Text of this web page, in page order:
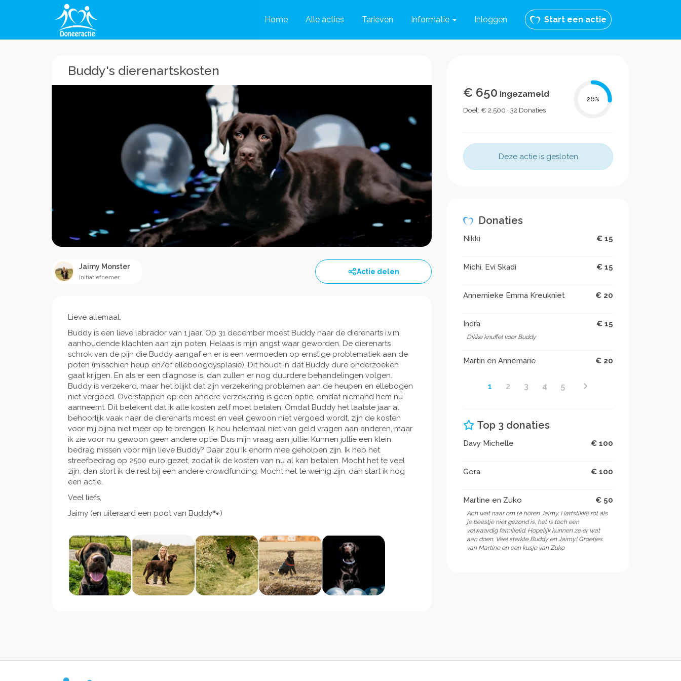
Home Alle acties Tarieven Informatie Inloggen Start een actie
Buddy's dierenartskosten
Jaimy Monster
Initiatiefnemer
Actie delen
Lieve allemaal,
Buddy is een lieve labrador van 1 jaar. Op 31 december moest Buddy naar de dierenarts i.v.m.
aanhoudende klachten aan zijn poten. Helaas is mijn angst waar geworden. De dierenarts
schrok van de pijn die Buddy aangaf en er is een vermoeden op ernstige problematiek aan de
poten (misschien heup en/of elleboogdysplasie). Dit houdt in dat Buddy dure onderzoeken
gaat krijgen. En als er een diagnose is, dan zullen er nog duurdere behandelingen volgen.
Buddy is verzekerd, maar het blijkt dat zijn verzekering problemen aan de heupen en ellebogen
niet vergoed. Overstappen op een andere verzekering is geen optie, omdat niemand hem nu
aanneemt. Dit betekent dat ik alle kosten zelf moet betalen. Omdat Buddy het laatste jaar al
behoorlijk vaak naar de dierenarts moest en veel gewoon niet vergoed wordt, zijn de kosten
voor mij bijna niet meer op te brengen. Ik hou helemaal niet van geld vragen aan anderen, maar
ik zie voor nu gewoon geen andere optie. Dus mijn vraag aan jullie: Kunnen jullie een klein
bedrag missen voor mijn lieve Buddy? Daar zou ik enorm mee geholpen zijn. Ik heb het
streefbedrag op 2500 euro gezet, zodat ik de kosten van nu al kan betalen. Mocht het te veel
zijn, dan stort ik de rest bij een andere crowdfunding. Mocht het te weinig zijn, dan start ik nog
een actie.
Veel liefs,
Jaimy (en uiteraard een poot van Buddy🐾)
€ 650 ingezameld
Doel: € 2.500 · 32 Donaties
26%
Deze actie is gesloten
Donaties
Nikki € 15
Michi, Evi Skadi € 15
Annemieke Emma Kreukniet € 20
Indra € 15
Dikke knuffel voor Buddy
Martin en Annemarie € 20
1 2 3 4 5
Top 3 donaties
Davy Michelle € 100
Gera € 100
Martine en Zuko € 50
Ach wat naar om te horen Jaimy. Hartstikke rot als
je beestje niet gezond is, het is toch een
volwaardig familielid. Hopelijk kunnen ze er wat
aan doen. Veel sterkte Buddy en Jaimy! Groetjes
van Martine en een kusje van Zuko